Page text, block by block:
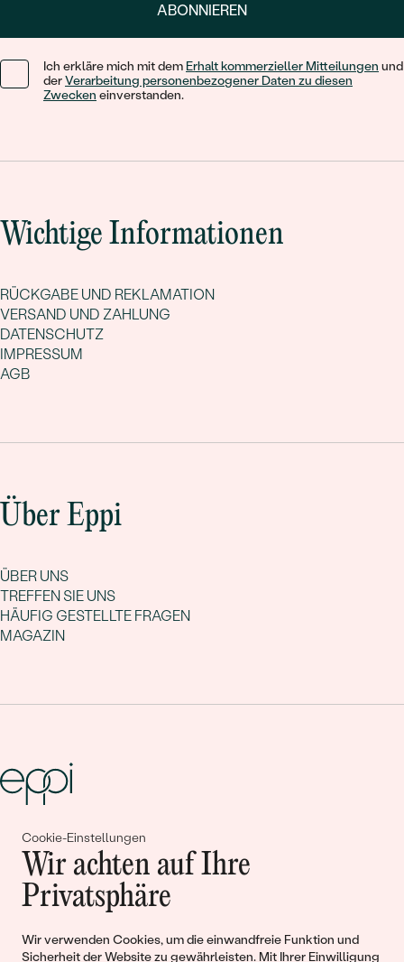
Cookie-Einstellungen
Wir achten auf Ihre
Privatsphäre
Wir verwenden Cookies, um die einwandfreie Funktion und
Sicherheit der Website zu gewährleisten. Mit Ihrer Einwilligung
ABONNIEREN
Ich erkläre mich mit dem Erhalt kommerzieller Mitteilungen und
derVerarbeitung personenbezogener Daten zu diesen
Zwecken einverstanden.
Wichtige Informationen
RÜCKGABE UND REKLAMATION
VERSAND UND ZAHLUNG
DATENSCHUTZ
IMPRESSUM
AGB
Über Eppi
ÜBER UNS
TREFFEN SIE UNS
HÄUFIG GESTELLTE FRAGEN
MAGAZIN
Gemeinsam erschaffen wir
Geschichten von Schönheit und
Liebe